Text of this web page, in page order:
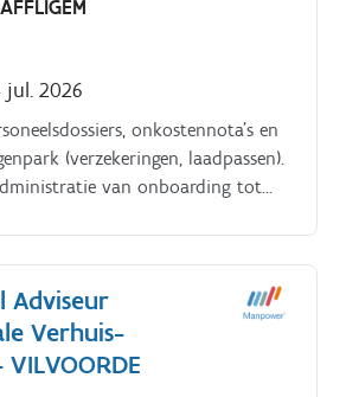
AFFLIGEM
jul. 2026
onkostennota’s en
(verzekeringen, laadpassen).
van onboarding tot
Adviseur
Verhuis-